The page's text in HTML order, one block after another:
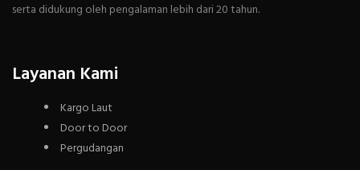
serta didukung oleh pengalaman lebih dari 20 tahun.
Layanan Kami
Kargo Laut
Door to Door
Pergudangan